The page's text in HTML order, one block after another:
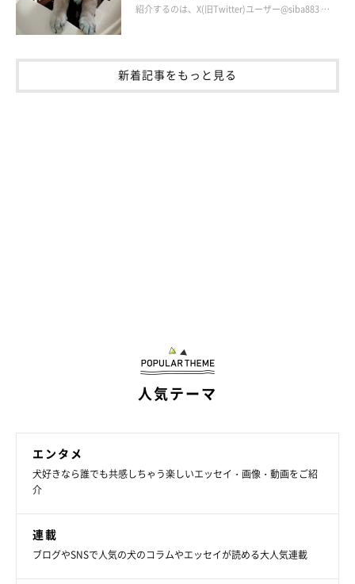
紹介するのは、X(旧Twitter)ユーザー@siba883 …
新着記事をもっと見る
人気テーマ
エンタメ
犬好きなら誰でも共感しちゃう楽しいエッセイ・画像・動画をご紹
介
連載
ブログやSNSで人気の犬のコラムやエッセイが読める大人気連載